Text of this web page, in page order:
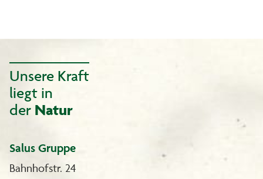
Unsere Kraft
liegt in
der Natur
Salus Gruppe
Bahnhofstr. 24